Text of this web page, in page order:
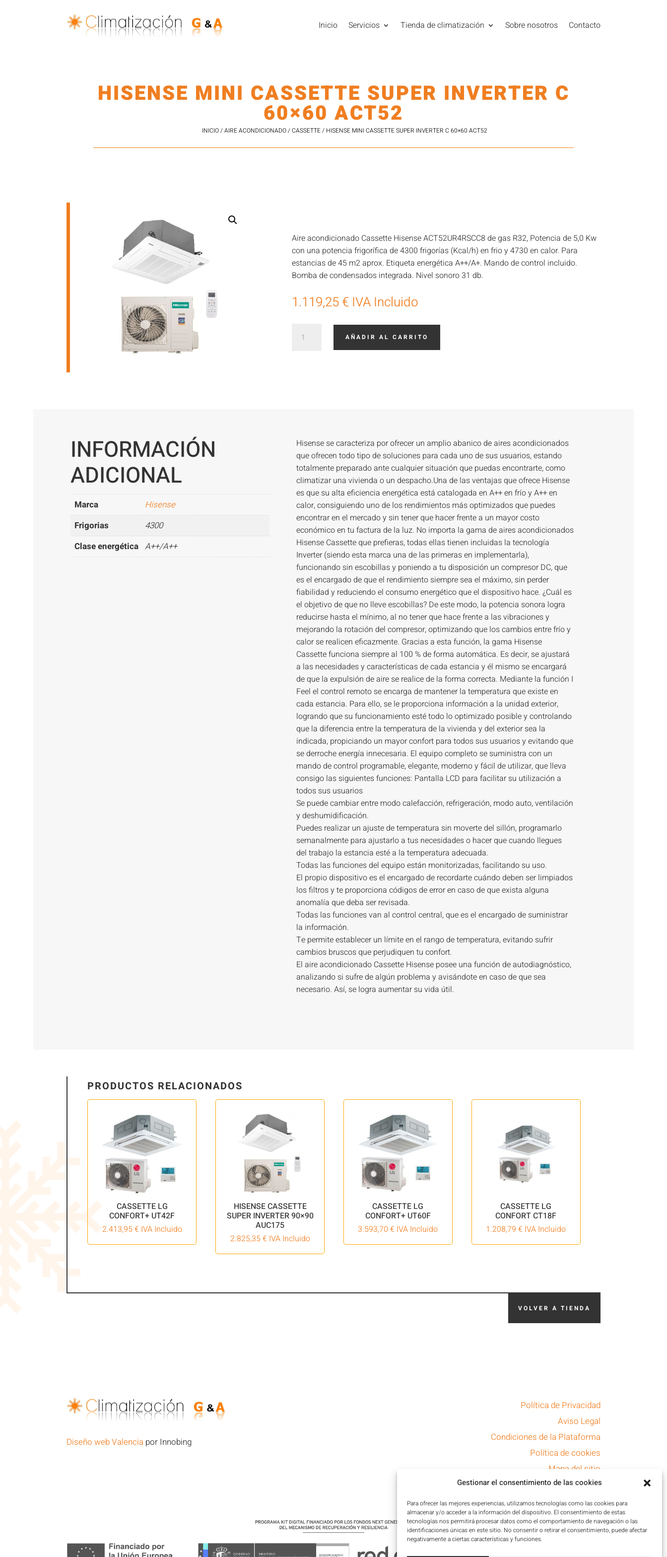
Gestionar el consentimiento de las cookies
Para ofrecer las mejores experiencias, utilizamos tecnologías como las cookies para
almacenar y/o acceder a la información del dispositivo. El consentimiento de estas
tecnologías nos permitirá procesar datos como el comportamiento de navegación o las
identificaciones únicas en este sitio. No consentir o retirar el consentimiento, puede afectar
negativamente a ciertas características y funciones.
Inicio Servicios Tienda de climatización Sobre nosotros Contacto
HISENSE MINI CASSETTE SUPER INVERTER C
60×60 ACT52
INICIO/AIRE ACONDICIONADO/CASSETTE/ HISENSE MINI CASSETTE SUPER INVERTER C 60×60 ACT52
Aire acondicionado Cassette Hisense ACT52UR4RSCC8 de gas R32, Potencia de 5,0 Kw
con una potencia frigorífica de 4300 frigorías (Kcal/h) en frio y 4730 en calor. Para
estancias de 45 m2 aprox. Etiqueta energética A++/A+. Mando de control incluido.
Bomba de condensados integrada. Nivel sonoro 31 db.
1.119,25€ IVA Incluido
Mini
AÑADIR AL CARRITO
INFORMACIÓN
ADICIONAL
Marca
Hisense
Frigorias
4300
Clase energética A++/A++
Hisense se caracteriza por ofrecer un amplio abanico de aires acondicionados
que ofrecen todo tipo de soluciones para cada uno de sus usuarios, estando
totalmente preparado ante cualquier situación que puedas encontrarte, como
climatizar una vivienda o un despacho.Una de las ventajas que ofrece Hisense
es que su alta eficiencia energética está catalogada en A++ en frío y A++ en
calor, consiguiendo uno de los rendimientos más optimizados que puedes
encontrar en el mercado y sin tener que hacer frente a un mayor costo
económico en tu factura de la luz. No importa la gama de aires acondicionados
Hisense Cassette que prefieras, todas ellas tienen incluidas la tecnología
Inverter (siendo esta marca una de las primeras en implementarla),
funcionando sin escobillas y poniendo a tu disposición un compresor DC, que
es el encargado de que el rendimiento siempre sea el máximo, sin perder
fiabilidad y reduciendo el consumo energético que el dispositivo hace. ¿Cuál es
el objetivo de que no lleve escobillas? De este modo, la potencia sonora logra
reducirse hasta el mínimo, al no tener que hace frente a las vibraciones y
mejorando la rotación del compresor, optimizando que los cambios entre frío y
calor se realicen eficazmente. Gracias a esta función, la gama Hisense
Cassette funciona siempre al 100 % de forma automática. Es decir, se ajustará
a las necesidades y características de cada estancia y él mismo se encargará
de que la expulsión de aire se realice de la forma correcta. Mediante la función I
Feel el control remoto se encarga de mantener la temperatura que existe en
cada estancia. Para ello, se le proporciona información a la unidad exterior,
logrando que su funcionamiento esté todo lo optimizado posible y controlando
que la diferencia entre la temperatura de la vivienda y del exterior sea la
indicada, propiciando un mayor confort para todos sus usuarios y evitando que
se derroche energía innecesaria. El equipo completo se suministra con un
mando de control programable, elegante, moderno y fácil de utilizar, que lleva
consigo las siguientes funciones: Pantalla LCD para facilitar su utilización a
todos sus usuarios
Se puede cambiar entre modo calefacción, refrigeración, modo auto, ventilación
y deshumidificación.
Puedes realizar un ajuste de temperatura sin moverte del sillón, programarlo
semanalmente para ajustarlo a tus necesidades o hacer que cuando llegues
del trabajo la estancia esté a la temperatura adecuada.
Todas las funciones del equipo están monitorizadas, facilitando su uso.
El propio dispositivo es el encargado de recordarte cuándo deben ser limpiados
los filtros y te proporciona códigos de error en caso de que exista alguna
anomalía que deba ser revisada.
Todas las funciones van al control central, que es el encargado de suministrar
la información.
Te permite establecer un límite en el rango de temperatura, evitando sufrir
cambios bruscos que perjudiquen tu confort.
El aire acondicionado Cassette Hisense posee una función de autodiagnóstico,
analizando si sufre de algún problema y avisándote en caso de que sea
necesario. Así, se logra aumentar su vida útil.
PRODUCTOS RELACIONADOS
CASSETTE LG
CONFORT+ UT42F
2.413,95€ IVA Incluido
HISENSE CASSETTE
SUPER INVERTER 90×90
AUC175
2.825,35€ IVA Incluido
CASSETTE LG
CONFORT+ UT60F
3.593,70€ IVA Incluido
CASSETTE LG
CONFORT CT18F
1.208,79€ IVA Incluido
VOLVER A TIENDA
Diseño web Valencia por Innobing
Política de Privacidad
Aviso Legal
Condiciones de la Plataforma
Política de cookies
Mapa del sitio
Accesibilidad